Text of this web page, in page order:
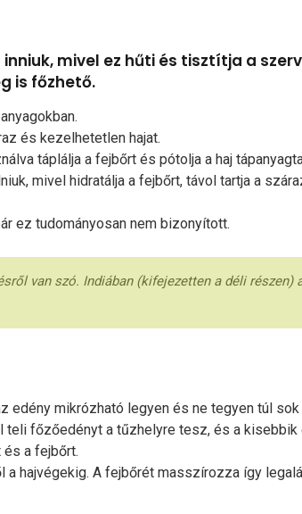
mivel ez hűti és tisztítja a
is főzhető.
és kezelhetetlen hajat.
táplálja a fejbőrt és pótolja a haj
mivel hidratálja a fejbőrt, távol tartja a
ez tudományosan nem bizonyított.
van szó. Indiában (kifejezetten a déli részen)
mikrózható legyen és ne tegyen túl sok
főzőedényt a tűzhelyre tesz, és a kisebbik
a fejbőrt.
hajvégekig. A fejbőrét masszírozza így